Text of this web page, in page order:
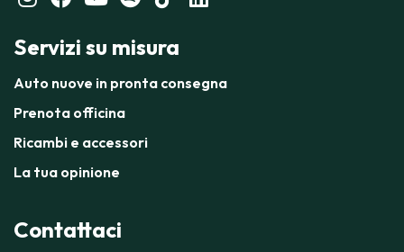
Servizi su misura
Auto nuove in pronta consegna
Prenota officina
Ricambi e accessori
La tua opinione
Contattaci